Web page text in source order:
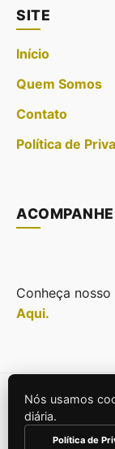
SITE
Início
Quem Somos
Contato
Política de
ACOMPANHE
Conheça
Aqui.
© 2026Casa
reservados.
Nós usamos
diária.
Política de